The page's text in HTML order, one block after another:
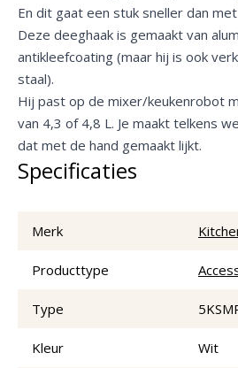
En dit gaat een stuk sneller dan
Deze deeghaak is gemaakt van
antikleefcoating (maar hij is ook
staal).
Hij past op de mixer/keukenrobot
van 4,3 of 4,8 L. Je maakt telkens
dat met de hand gemaakt lijkt.
Specificaties
Merk
Producttype
Type
Kleur Wit